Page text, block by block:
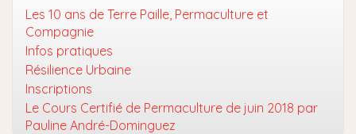
Les 10 ans de Terre Paille, Permaculture et
Compagnie
Infos pratiques
Résilience Urbaine
Inscriptions
Le Cours Certifié de Permaculture de juin 2018 par
Pauline André-Dominguez